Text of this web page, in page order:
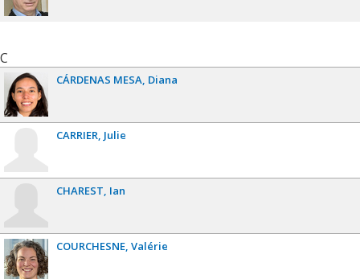
C
CÁRDENAS MESA Diana
CARRIER Julie
CHAREST Ian
COURCHESNE Valérie